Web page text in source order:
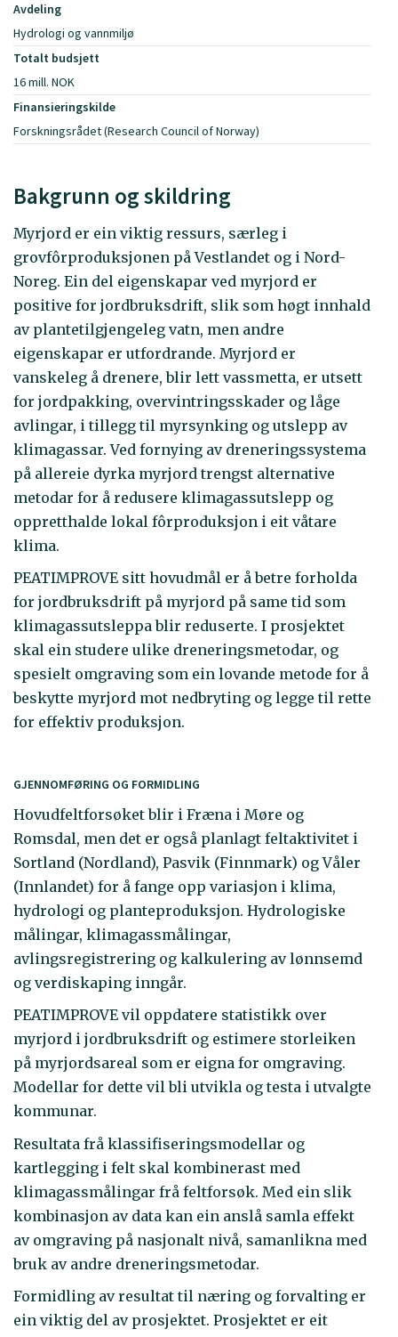
Avdeling
Hydrologi og vannmiljø
Totalt budsjett
16 mill. NOK
Finansieringskilde
Forskningsrådet (Research Council of Norway)
Bakgrunn og skildring
Myrjord er ein viktig ressurs, særleg i
grovfôrproduksjonen på Vestlandet og i Nord-
Noreg. Ein del eigenskapar ved myrjord er
positive for jordbruksdrift, slik som høgt innhald
av plantetilgjengeleg vatn, men andre
eigenskapar er utfordrande. Myrjord er
vanskeleg å drenere, blir lett vassmetta, er utsett
for jordpakking, overvintringsskader og låge
avlingar, i tillegg til myrsynking og utslepp av
klimagassar. Ved fornying av dreneringssystema
på allereie dyrka myrjord trengst alternative
metodar for å redusere klimagassutslepp og
oppretthalde lokal fôrproduksjon i eit våtare
klima.
PEATIMPROVE sitt hovudmål er å betre forholda
for jordbruksdrift på myrjord på same tid som
klimagassutsleppa blir reduserte. I prosjektet
skal ein studere ulike dreneringsmetodar, og
spesielt omgraving som ein lovande metode for å
beskytte myrjord mot nedbryting og legge til rette
for effektiv produksjon.
GJENNOMFØRING OG FORMIDLING
Hovudfeltforsøket blir i Fræna i Møre og
Romsdal, men det er også planlagt feltaktivitet i
Sortland (Nordland), Pasvik (Finnmark) og Våler
(Innlandet) for å fange opp variasjon i klima,
hydrologi og planteproduksjon. Hydrologiske
målingar, klimagassmålingar,
avlingsregistrering og kalkulering av lønnsemd
og verdiskaping inngår.
PEATIMPROVE vil oppdatere statistikk over
myrjord i jordbruksdrift og estimere storleiken
på myrjordsareal som er eigna for omgraving.
Modellar for dette vil bli utvikla og testa i utvalgte
kommunar.
Resultata frå klassifiseringsmodellar og
kartlegging i felt skal kombinerast med
klimagassmålingar frå feltforsøk. Med ein slik
kombinasjon av data kan ein anslå samla effekt
av omgraving på nasjonalt nivå, samanlikna med
bruk av andre dreneringsmetodar.
Formidling av resultat til næring og forvalting er
ein viktig del av prosjektet. Prosjektet er eit